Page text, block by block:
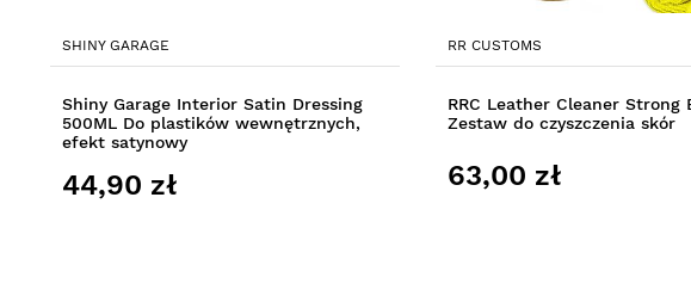
SHINY GARAGE
Shiny Garage Interior Satin Dressing
500ML Do plastików wewnętrznych,
efekt satynowy
44,90 zł
RR CUSTOMS
RRC Leather Cleaner Strong
Zestaw do czyszczenia skór
63,00 zł